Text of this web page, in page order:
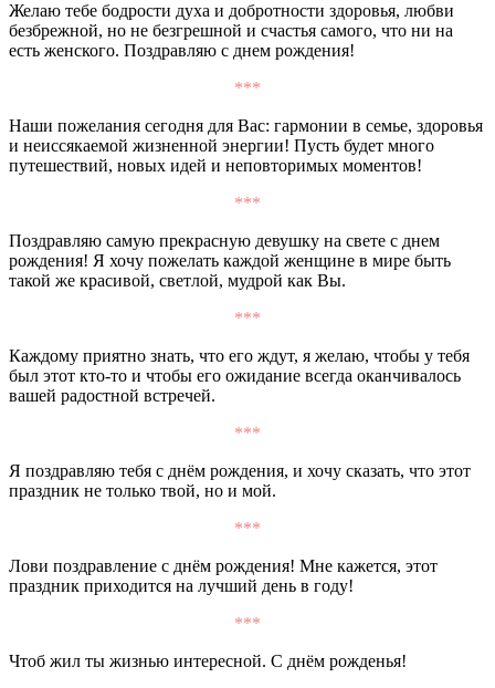
Желаю тебе бодрости духа и добротности здоровья, любви
безбрежной, но не безгрешной и счастья самого, что ни на
есть женского. Поздравляю с днем рождения!
***
Наши пожелания сегодня для Вас: гармонии в семье, здоровья
и неиссякаемой жизненной энергии! Пусть будет много
путешествий, новых идей и неповторимых моментов!
***
Поздравляю самую прекрасную девушку на свете с днем
рождения! Я хочу пожелать каждой женщине в мире быть
такой же красивой, светлой, мудрой как Вы.
***
Каждому приятно знать, что его ждут, я желаю, чтобы у тебя
был этот кто-то и чтобы его ожидание всегда оканчивалось
вашей радостной встречей.
***
Я поздравляю тебя с днём рождения, и хочу сказать, что этот
праздник не только твой, но и мой.
***
Лови поздравление с днём рождения! Мне кажется, этот
праздник приходится на лучший день в году!
***
Чтоб жил ты жизнью интересной. С днём рожденья!